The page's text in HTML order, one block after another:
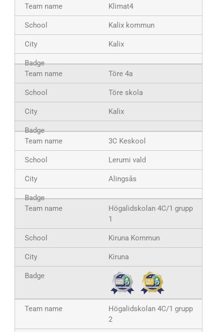
Klimat4
Kalix kommun
Kalix
Töre 4a
Töre skola
Kalix
3C Keskool
Lerumi vald
Alingsås
Högalidskolan 4C/1 grupp
1
Kiruna Kommun
Kiruna
Högalidskolan 4C/1 grupp
2